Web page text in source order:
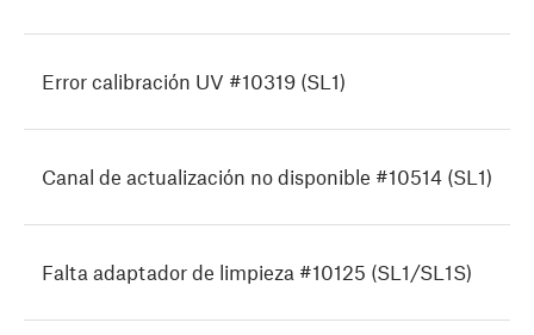
Error calibración UV #10319 (SL1)
Canal de actualización no disponible #10514 (SL1)
Falta adaptador de limpieza #10125 (SL1/SL1S)